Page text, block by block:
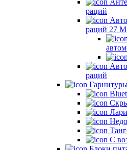
раций
раций 27
раций
С